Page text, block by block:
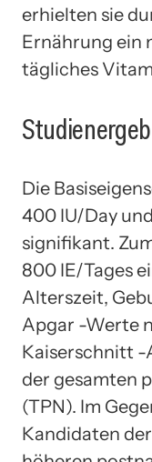
erhielten sie
Ernährung ein
tägliches
Die
400 IU/Day
signifikant.
800 IE/Tages
Alterszeit,
Apgar -Werte
Kaiserschnitt -
der gesamten
(TPN). Im
Kandidaten